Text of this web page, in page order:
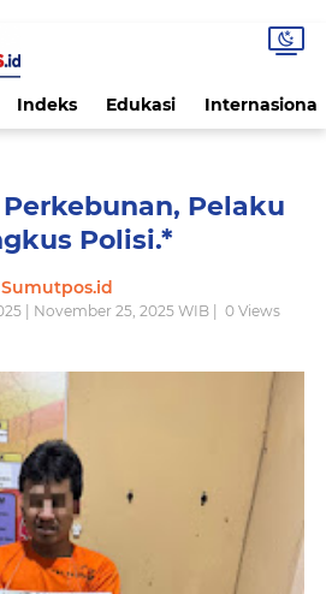
Indeks Edukasi Internasional
Pelaku
Polisi.*
Sumutpos.id
| November 25, 2025 WIB | 0 Views